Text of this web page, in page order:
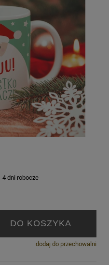
4 dni robocze
DO KOSZYKA
dodaj do przechowalni